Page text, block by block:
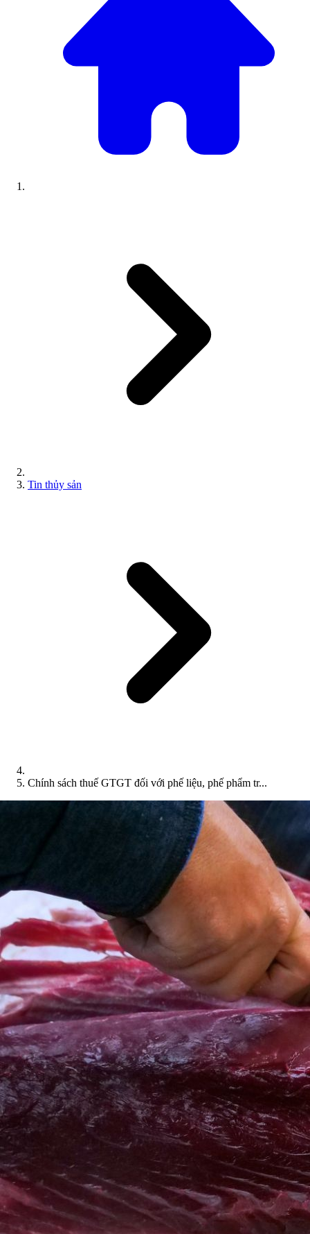
Tin thủy sản
Chính sách thuế GTGT đối với phế liệu, phế phẩm tr...